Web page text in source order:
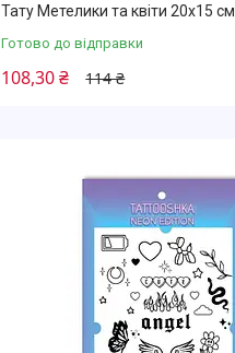
Тату Метелики та квіти 20х15 см
Готово до відправки
114 ₴
108,30 ₴